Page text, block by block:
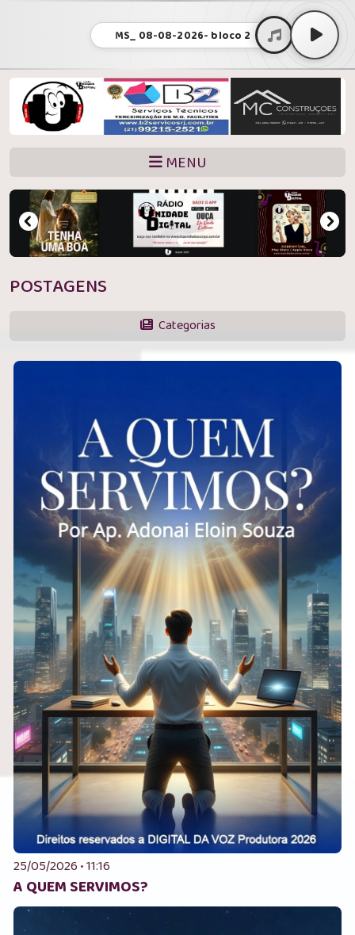
MS_ 08-08-2026- bloco 2
MENU
POSTAGENS
Categorias
25/05/2026 • 11:16
A QUEM SERVIMOS?